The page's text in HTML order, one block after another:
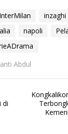
InterMilan
inzaghi
napoli
Abdul
di